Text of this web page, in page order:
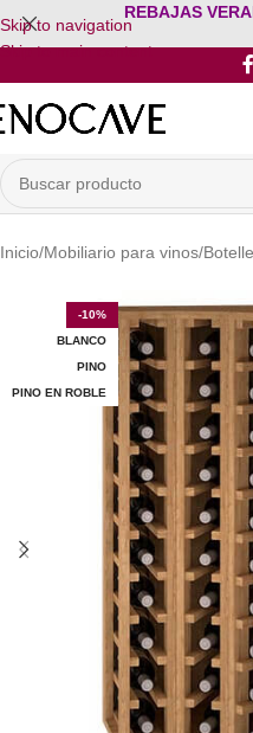
Skip to navigation
Skip to main content
REBAJAS
Inicio/Mobiliario para vinos/
-10%
BLANCO
PINO
PINO EN ROBLE